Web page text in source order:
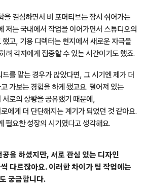
을 결심하면서 비 포머티브는 잠시 쉬어가는
저는 국내에서 작업을 이어가면서 스튜디오의
했고, 기용 디렉터는 현지에서 새로운 자극을
려 각자에게 집중할 수 있는 시간이기도 했죠.
를 맡는 경우가 많았다면, 그 시기엔 제가 더
가보는 경험을 하게 됐고요. 떨어져 있는
로의 상황을 공유했기 때문에,
에게 더 단단해지는 계기가 되었던 것 같아요.
필요한 성장의 시기였다고 생각해요.
공을 하셨지만, 서로 관심 있는 디자인
다르잖아요. 이러한 차이가 팀 작업에는
궁금합니다.